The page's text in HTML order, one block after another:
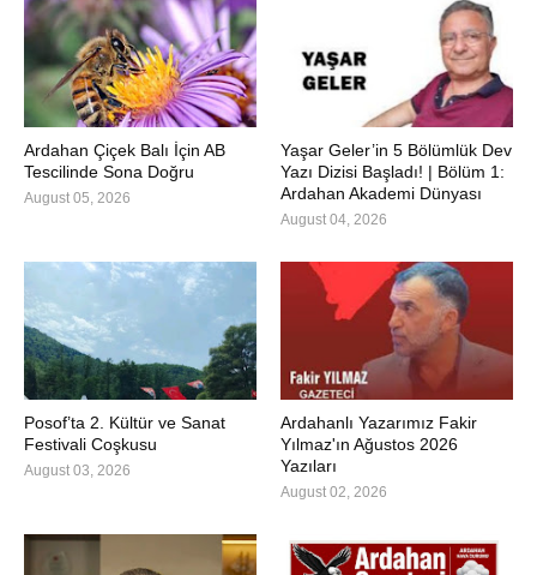
Ardahan Çiçek Balı İçin AB
Tescilinde Sona Doğru
August 05, 2026
Yaşar Geler’in 5 Bölümlük Dev
Yazı Dizisi Başladı! | Bölüm 1:
Ardahan Akademi Dünyası
August 04, 2026
Posof’ta 2. Kültür ve Sanat
Festivali Coşkusu
August 03, 2026
Ardahanlı Yazarımız Fakir
Yılmaz'ın Ağustos 2026
Yazıları
August 02, 2026